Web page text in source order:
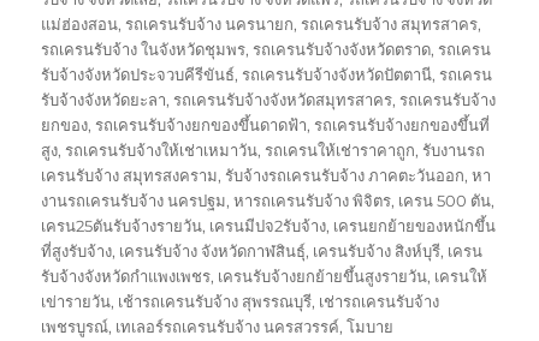
แม่ฮ่องสอน,รถเครนรับจ้าง นครนายก,รถเครนรับจ้าง สมุทรสาคร,
รถเครนรับจ้าง ในจังหวัดชุมพร,รถเครนรับจ้างจังหวัดตราด,รถเครน
รับจ้างจังหวัดประจวบคีรีขันธ์,รถเครนรับจ้างจังหวัดปัตตานี,รถเครน
รับจ้างจังหวัดยะลา,รถเครนรับจ้างจังหวัดสมุทรสาคร,รถเครนรับจ้าง
ยกของ,รถเครนรับจ้างยกของขึ้นดาดฟ้า,รถเครนรับจ้างยกของขึ้นที่
สูง,รถเครนรับจ้างให้เช่าเหมาวัน,รถเครนให้เช่าราคาถูก,รับงานรถ
เครนรับจ้าง สมุทรสงคราม,รับจ้างรถเครนรับจ้าง ภาคตะวันออก,หา
งานรถเครนรับจ้าง นครปฐม,หารถเครนรับจ้าง พิจิตร, เครน 500 ตัน,
เครน25ตันรับจ้างรายวัน, เครนมีปจ2รับจ้าง, เครนยกย้ายของหนักขึ้น
ที่สูงรับจ้าง, เครนรับจ้าง จังหวัดกาฬสินธุ์, เครนรับจ้าง สิงห์บุรี, เครน
รับจ้างจังหวัดกำแพงเพชร, เครนรับจ้างยกย้ายขึ้นสูงรายวัน, เครนให้
เข่ารายวัน, เช้ารถเครนรับจ้าง สุพรรณบุรี, เช่ารถเครนรับจ้าง
เพชรบูรณ์, เทเลอร์รถเครนรับจ้าง นครสวรรค์,โมบาย